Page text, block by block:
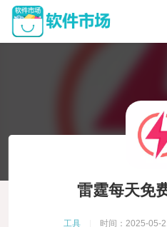
雷霆每天免
工具 时间：2025-05-